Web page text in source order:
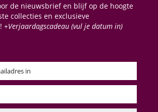
de nieuwsbrief en blijf op de hoogte
collecties en exclusieve
+Verjaardagscadeau (vul je datum in)
in